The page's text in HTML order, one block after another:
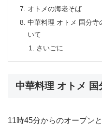
オトメの海老そば
中華料理 オトメ 国分寺
いて
さいごに
中華料理 オトメ 国
11時45分からのオープン